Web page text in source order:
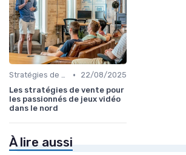
Stratégies de vente omnicanal •
22/08/2025
Les stratégies de vente pour
les passionnés de jeux vidéo
dans le nord
À lire aussi